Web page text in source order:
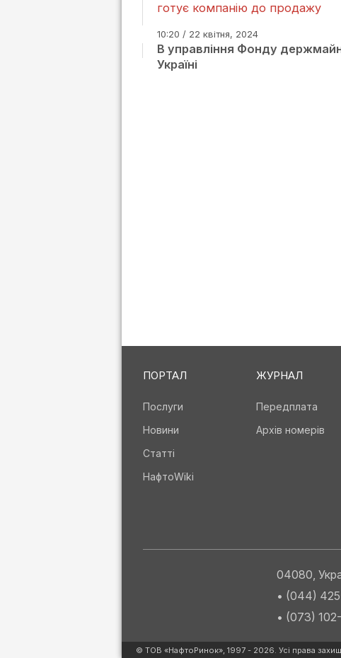
готує компанію до продажу
10:20 / 22 квітня, 2024
В управління Фонду
Україні
ПОРТАЛ
Послуги
Новини
Статті
НафтоWiki
ЖУРНАЛ
Передплата
Архів номерів
04080,
• (044)
• (073)
© ТОВ «НафтоРинок», 1997 - 2026. Усі права